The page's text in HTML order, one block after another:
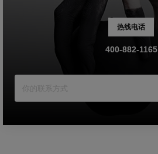
热线电话
400-882-1165